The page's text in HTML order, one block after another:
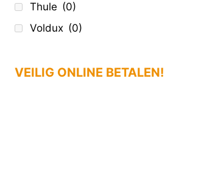
Thule (0)
Voldux (0)
VEILIG ONLINE BETALEN!